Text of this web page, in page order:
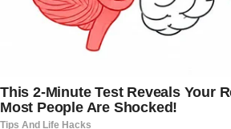
personagens ainda são
acompanhava a televisão
de 1980 e 1990. Vídeos,
mantêm sua memória presente
humor nacional.